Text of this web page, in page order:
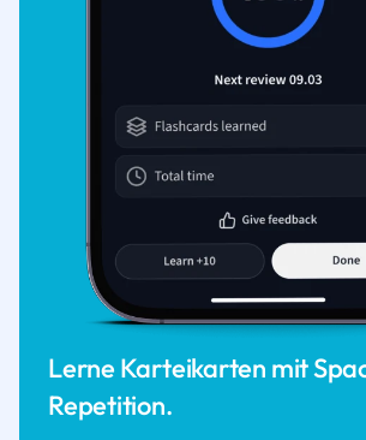
Lerne Karteikarten mit
Repetition.